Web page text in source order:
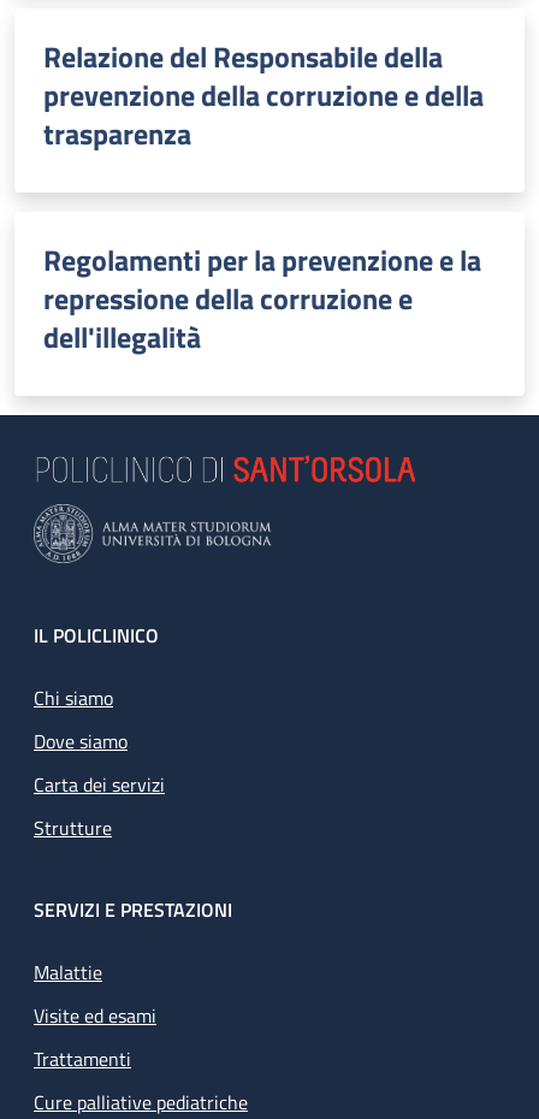
Relazione del Responsabile della
prevenzione della corruzione e della
trasparenza
Regolamenti per la prevenzione e la
repressione della corruzione e
dell'illegalità
Footer
IL POLICLINICO
Chi siamo
Dove siamo
Carta dei servizi
Strutture
SERVIZI E PRESTAZIONI
Malattie
Visite ed esami
Trattamenti
Cure palliative pediatriche